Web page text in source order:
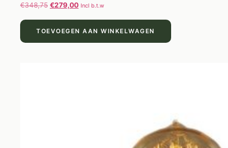
€348,75 €279,00 Incl b.t.w
TOEVOEGEN AAN WINKELWAGEN